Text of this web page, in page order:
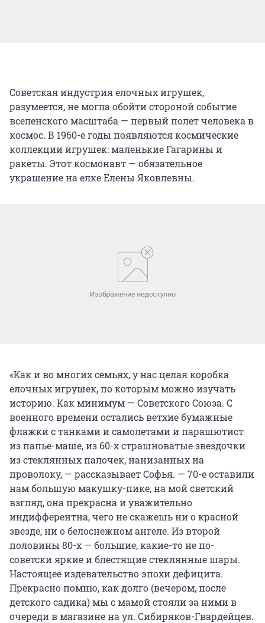
Советская индустрия елочных игрушек,
разумеется, не могла обойти стороной событие
вселенского масштаба — первый полет человека в
космос. В 1960-е годы появляются космические
коллекции игрушек: маленькие Гагарины и
ракеты. Этот космонавт — обязательное
украшение на елке Елены Яковлевны.
«Как и во многих семьях, у нас целая коробка
елочных игрушек, по которым можно изучать
историю. Как минимум — Советского Союза. С
военного времени остались ветхие бумажные
флажки с танками и самолетами и парашютист
из папье-маше, из 60-х страшноватые звездочки
из стеклянных палочек, нанизанных на
проволоку, — рассказывает Софья. — 70-е оставили
нам большую макушку-пике, на мой светский
взгляд, она прекрасна и уважительно
индифферентна, чего не скажешь ни о красной
звезде, ни о белоснежном ангеле. Из второй
половины 80-х — большие, какие-то не по-
советски яркие и блестящие стеклянные шары.
Настоящее издевательство эпохи дефицита.
Прекрасно помню, как долго (вечером, после
детского садика) мы с мамой стояли за ними в
очереди в магазине на ул. Сибиряков-Гвардейцев.